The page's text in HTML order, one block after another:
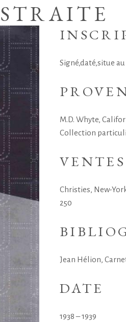
Signé,daté,situe au
M.D. Whyte,
Collection
VENTES
Christies, New-
250
Jean Hélion,
DATE
1938 – 1939